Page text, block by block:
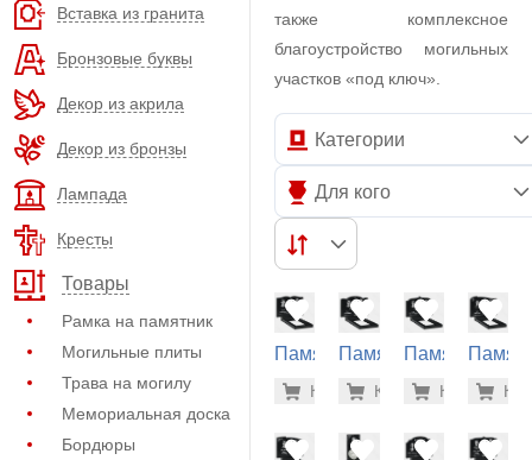
Вставка из гранита
Бронзовые буквы
Декор из акрила
Декор из бронзы
Лампада
Кресты
Товары
Рамка на памятник
Могильные плиты
Трава на могилу
Мемориальная доска
Бордюры
также комплексное
благоустройство могильных
участков «под ключ».
Категории
Для кого
Памятник
могилу
-7% 33.900
Купить
Памятник
могилу
-7%
Купить
Памятник
могилу
-
Купитьмогилу